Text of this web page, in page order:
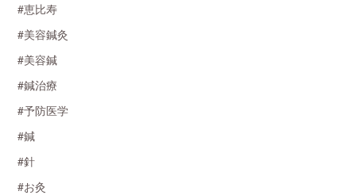
#恵比寿
#美容鍼灸
#美容鍼
#鍼治療
#予防医学
#鍼
#針
#お灸